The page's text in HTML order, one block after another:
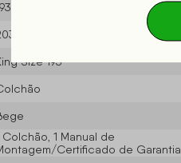
Size 193
Colchão, 1 Manual de
Certificado de Garantia